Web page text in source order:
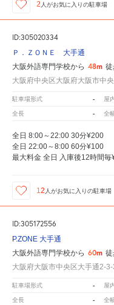
2 人がお気に入りの駐車場
ID:305020334
Ｐ．ＺＯＮＥ 大手通
大阪外語専門学校から 48m
大阪府中央区大阪府大阪市中
駐車場形式 - 屋
全長 - 全
全日 8:00～22:00 30分¥200
全日 22:00～8:00 60分¥100
最大料金 全日 入庫後12時間毎
12 人がお気に入りの駐車場
ID:305172556
P.ZONE 大手通
大阪外語専門学校から 60m
大阪府大阪市中央区大手通2-3-
駐車場形式 - 屋
全長 - 全